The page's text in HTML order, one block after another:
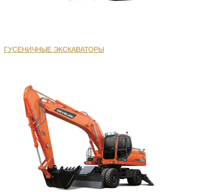
ГУСЕНИЧНЫЕ ЭКСКАВАТОРЫ